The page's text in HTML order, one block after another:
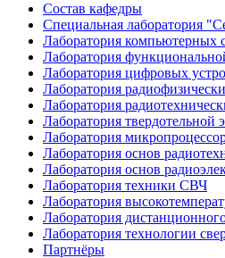
Состав кафедры
Специальная лаборатория
Лаборатория компьютерных
Лаборатория
Лаборатория цифровых
Лаборатория
Лаборатория
Лаборатория твердотельной
Лаборатория
Лаборатория основ
Лаборатория основ
Лаборатория техники СВЧ
Лаборатория
Лаборатория
Лаборатория технологии
Партнёры